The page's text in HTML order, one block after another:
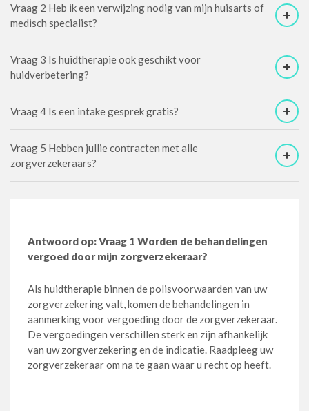
Vraag 2 Heb ik een verwijzing nodig van mijn huisarts of
medisch specialist?
Vraag 3 Is huidtherapie ook geschikt voor
huidverbetering?
Vraag 4 Is een intake gesprek gratis?
Vraag 5 Hebben jullie contracten met alle
zorgverzekeraars?
Antwoord op: Vraag 1 Worden de behandelingen
vergoed door mijn zorgverzekeraar?
Als huidtherapie binnen de polisvoorwaarden van uw
zorgverzekering valt, komen de behandelingen in
aanmerking voor vergoeding door de zorgverzekeraar.
De vergoedingen verschillen sterk en zijn afhankelijk
van uw zorgverzekering en de indicatie. Raadpleeg uw
zorgverzekeraar om na te gaan waar u recht op heeft.